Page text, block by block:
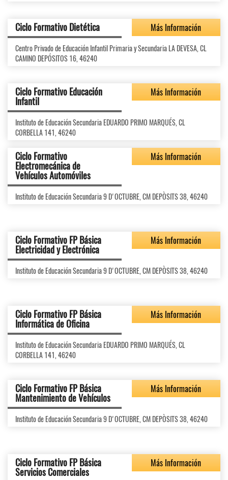
Ciclo Formativo Dietética Más Información
Centro Privado de Educación Infantil Primaria y Secundaria LA DEVESA, CL
CAMINO DEPÓSITOS 16, 46240
Ciclo Formativo Educación
Infantil
Más Información
Instituto de Educación Secundaria EDUARDO PRIMO MARQUÉS, CL
CORBELLA 141, 46240
Ciclo Formativo
Electromecánica de
Vehículos Automóviles
Más Información
Instituto de Educación Secundaria 9 D'OCTUBRE, CM DEPÒSITS 38, 46240
Ciclo Formativo FP Básica
Electricidad y Electrónica
Más Información
Instituto de Educación Secundaria 9 D'OCTUBRE, CM DEPÒSITS 38, 46240
Ciclo Formativo FP Básica
Informática de Oficina
Más Información
Instituto de Educación Secundaria EDUARDO PRIMO MARQUÉS, CL
CORBELLA 141, 46240
Ciclo Formativo FP Básica
Mantenimiento de Vehículos
Más Información
Instituto de Educación Secundaria 9 D'OCTUBRE, CM DEPÒSITS 38, 46240
Ciclo Formativo FP Básica
Servicios Comerciales
Más Información